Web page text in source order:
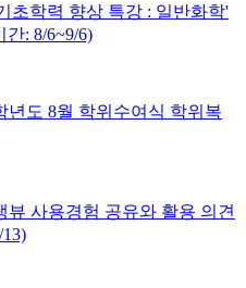
초학력 향상 특강 : 일반화학'
: 8/6~9/6)
년도 8월 학위수여식 학위복
뷰 사용경험 공유와 활용 의견